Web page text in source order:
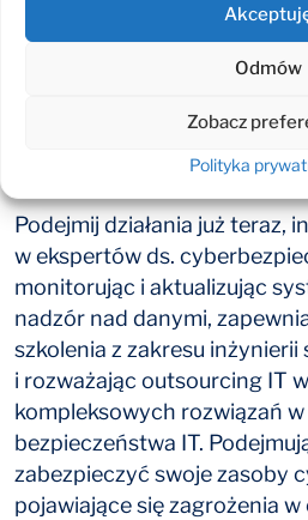
Odmów
Zobacz
Polityka
dostęp do
w zakresie
bezpieczeństwa IT.
Gotowy do ochrony
przed wojną i
Podejmij działania już teraz,
w ekspertów ds.
monitorując i aktualizując
nadzór nad danymi,
szkolenia z zakresu inżynierii
i rozważając outsourcing IT
kompleksowych rozwiązań
bezpieczeństwa IT.
zabezpieczyć swoje zasoby
pojawiające się zagrożenia